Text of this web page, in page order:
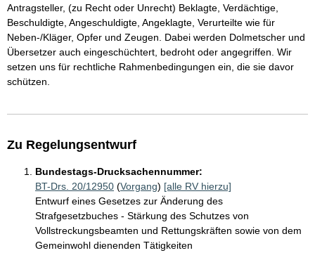
Antragsteller, (zu Recht oder Unrecht) Beklagte, Verdächtige,
Beschuldigte, Angeschuldigte, Angeklagte, Verurteilte wie für
Neben-/Kläger, Opfer und Zeugen. Dabei werden Dolmetscher und
Übersetzer auch eingeschüchtert, bedroht oder angegriffen. Wir
setzen uns für rechtliche Rahmenbedingungen ein, die sie davor
schützen.
Zu Regelungsentwurf
Bundestags-Drucksachennummer:
BT-Drs. 20/12950 (Vorgang) [alle RV hierzu]
Entwurf eines Gesetzes zur Änderung des
Strafgesetzbuches - Stärkung des Schutzes von
Vollstreckungsbeamten und Rettungskräften sowie von dem
Gemeinwohl dienenden Tätigkeiten